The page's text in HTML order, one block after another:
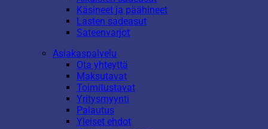
Käsineet ja päähineet
Lasten sadeasut
Sateenvarjot
Asiakaspalvelu
Ota yhteyttä
Maksutavat
Toimitustavat
Yritysmyynti
Palautus
Yleiset ehdot